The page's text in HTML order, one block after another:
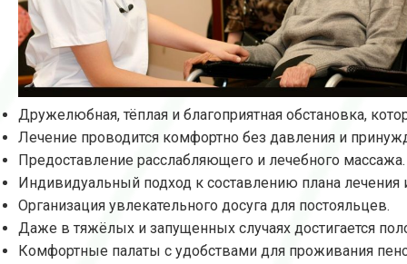
Дружелюбная, тёплая и благоприятная обстановка,
Лечение проводится комфортно без давления и
Предоставление расслабляющего и лечебного массажа.
Индивидуальный подход к составлению плана лечения
Организация увлекательного досуга для постояльцев.
Даже в тяжёлых и запущенных случаях достигается
Комфортные палаты с удобствами для проживания